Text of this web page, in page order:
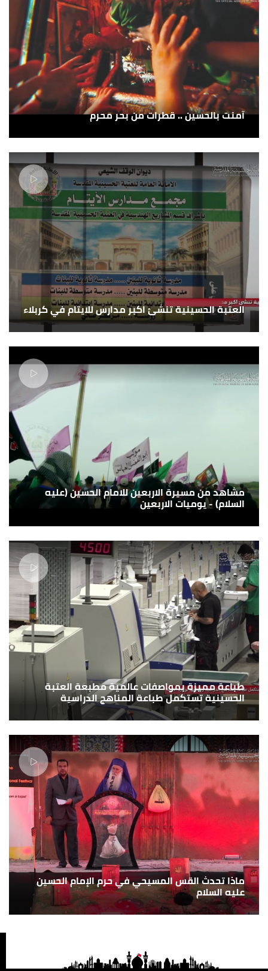
آمنت بالحسين .. قطرات من بحر محرم
العتبة الحسينية تنشئ اكبر مدارس للايتام في كربلاء
مشاهد من مسيرة الاربعين للامام الحسين (عليه
السلام) - يوميات الاربعين
طباعة مميزة بمواصفات عالمية مطبعة العتبة
الحسينية تستكمل طباعة المناهج الدراسية
ماذا تحدث القس المسيحي في حرم الإمام الحسين
عليه السلام